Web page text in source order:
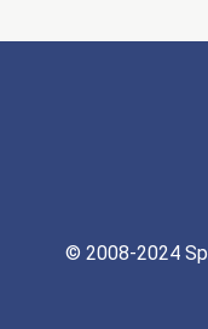
© 2008-2024